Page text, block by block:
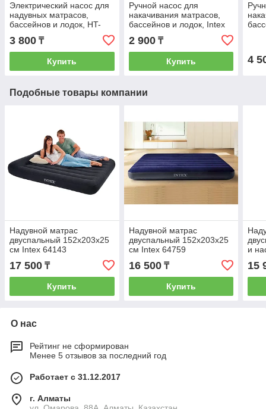
Электрический насос для
надувных матрасов,
бассейнов и лодок, HT-
3 800 ₸
Купить
Ручной насос для
накачивания матрасов,
бассейнов и лодок, Intex
2 900₸
Купить 4
Подобные товары компании
Надувной матрас
двуспальный 152х203х25
см Intex 64143
17 500 ₸
Купить
Надувной матрас
двуспальный 152х203х25
см Intex 64759
16 500₸
Купить
и
15
О нас
Рейтинг не сформирован
Менее 5 отзывов за последний год
Работает с 31.12.2017
г. Алматы